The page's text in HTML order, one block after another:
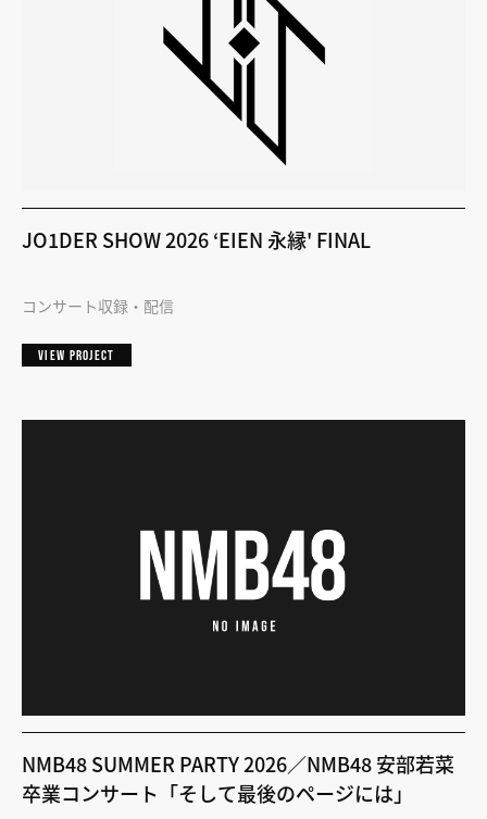
JO1DER SHOW 2026 ‘EIEN 永縁' FINAL
コンサート収録・配信
VIEW PROJECT
NMB48 SUMMER PARTY 2026／NMB48 安部若菜
卒業コンサート「そして最後のページには」